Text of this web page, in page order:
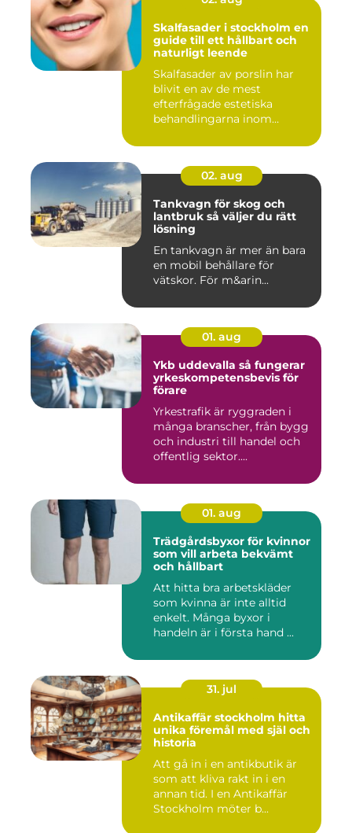
Skalfasader i stockholm en
guide till ett hållbart och
naturligt leende
Skalfasader av porslin har
blivit en av de mest
efterfrågade estetiska
behandlingarna inom
02. aug
Tankvagn för skog och
lantbruk så väljer du rätt
lösning
En tankvagn är mer än bara
en mobil behållare för
vätskor. För m&arin...
01. aug
Ykb uddevalla så fungerar
yrkeskompetensbevis för
förare
Yrkestrafik är ryggraden i
många branscher, från bygg
och industri till handel och
offentlig sektor....
01. aug
Trädgårdsbyxor för kvinnor
som vill arbeta bekvämt
och hållbart
Att hitta bra arbetskläder
som kvinna är inte alltid
enkelt. Många byxor i
handeln är i första hand ...
31. jul
Antikaffär stockholm hitta
unika föremål med själ och
historia
Att gå in i en antikbutik är
som att kliva rakt in i en
annan tid. I en Antikaffär
Stockholm möter b...